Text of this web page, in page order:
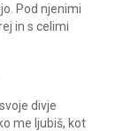
Pod njenimi
in s celimi
divje
me ljubiš, kot